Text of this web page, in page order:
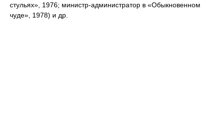
стульях», 1976; министр-администратор в «Обыкновенном
чуде», 1978) и др.